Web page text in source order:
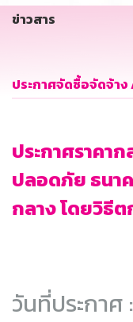
ข่าวสาร
ประกาศจัดซื้อจัดจ้าง
ประกาศราคา
ปลอดภัย ธนา
กลาง โดยวิธีต
วันที่ประกาศ